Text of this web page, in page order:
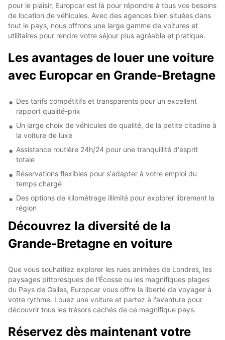
pour le plaisir, Europcar est là pour répondre à tous vos besoins
de location de véhicules. Avec des agences bien situées dans
tout le pays, nous offrons une large gamme de voitures et
utilitaires pour rendre votre séjour plus agréable et pratique.
Les avantages de louer une voiture
avec Europcar en Grande-Bretagne
Des tarifs compétitifs et transparents pour un excellent
rapport qualité-prix
Un large choix de véhicules de qualité, de la petite citadine à
la voiture de luxe
Assistance routière 24h/24 pour une tranquillité d'esprit
totale
Réservations flexibles pour s'adapter à votre emploi du
temps chargé
Des options de kilométrage illimité pour explorer librement la
région
Découvrez la diversité de la
Grande-Bretagne en voiture
Que vous souhaitiez explorer les rues animées de Londres, les
paysages pittoresques de l'Écosse ou les magnifiques plages
du Pays de Galles, Europcar vous offre la liberté de voyager à
votre rythme. Louez une voiture et partez à l'aventure pour
découvrir tous les trésors cachés de ce magnifique pays.
Réservez dès maintenant votre